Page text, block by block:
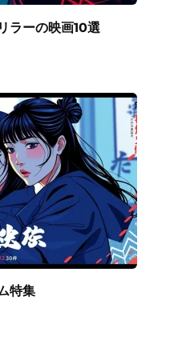
ラーの映画10選
特集